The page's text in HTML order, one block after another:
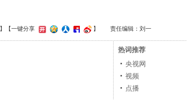
】 【一键分享 】 责任编辑：刘一
热词推荐
央视网
视频
点播